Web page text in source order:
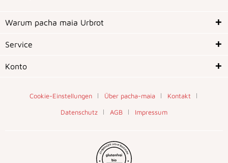
Warum pacha maia Urbrot
Service
Konto
Cookie-Einstellungen Über pacha-maia
Kontakt
Datenschutz
AGB Impressum